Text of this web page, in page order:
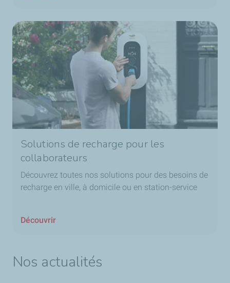
Solutions de recharge pour les
collaborateurs
Découvrez toutes nos solutions pour des besoins de
recharge en ville, à domicile ou en station-service
Découvrir
Nos actualités